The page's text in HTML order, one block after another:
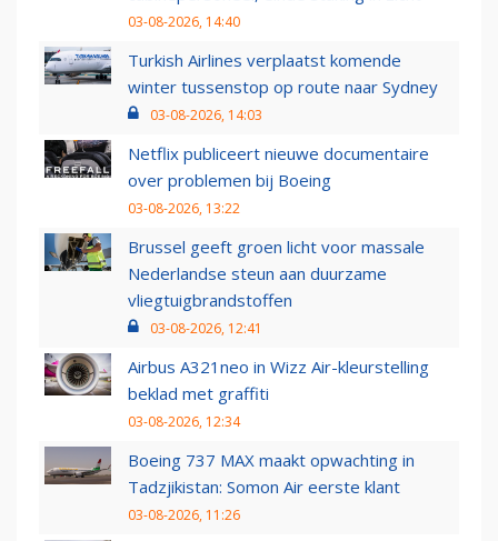
03-08-2026, 14:40
Turkish Airlines verplaatst komende
winter tussenstop op route naar Sydney
03-08-2026, 14:03
Netflix publiceert nieuwe documentaire
over problemen bij Boeing
03-08-2026, 13:22
Brussel geeft groen licht voor massale
Nederlandse steun aan duurzame
vliegtuigbrandstoffen
03-08-2026, 12:41
Airbus A321neo in Wizz Air-kleurstelling
beklad met graffiti
03-08-2026, 12:34
Boeing 737 MAX maakt opwachting in
Tadzjikistan: Somon Air eerste klant
03-08-2026, 11:26